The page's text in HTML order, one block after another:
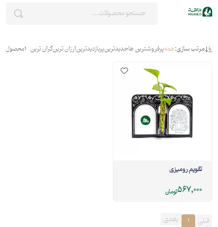
مرتب سازی:همهپرفروشترین هاجدیدترینپربازدیدترینارزان ترینگران ترین 1محصول
تقویم رومیزی
567,000تومان
قبلی 1 بعدی